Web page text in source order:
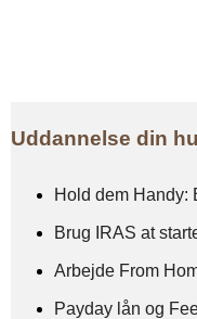
Uddannelse din
Hold dem Handy:
Brug IRAS at
Arbejde From
Payday lån og